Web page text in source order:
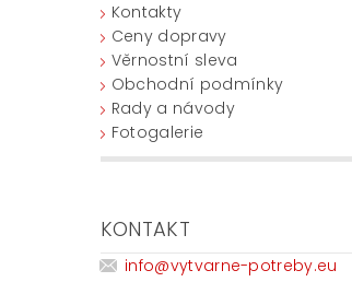
Kontakty
Ceny dopravy
Věrnostní sleva
Obchodní podmínky
Rady a návody
Fotogalerie
KONTAKT
info@vytvarne-potreby.eu